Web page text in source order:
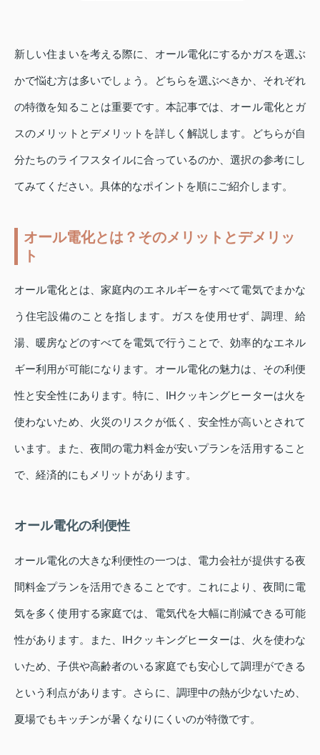
新しい住まいを考える際に、オール電化にするかガスを選ぶ
かで悩む方は多いでしょう。どちらを選ぶべきか、それぞれ
の特徴を知ることは重要です。本記事では、オール電化とガ
スのメリットとデメリットを詳しく解説します。どちらが自
分たちのライフスタイルに合っているのか、選択の参考にし
てみてください。具体的なポイントを順にご紹介します。
オール電化とは？そのメリットとデメリッ
ト
オール電化とは、家庭内のエネルギーをすべて電気でまかな
う住宅設備のことを指します。ガスを使用せず、調理、給
湯、暖房などのすべてを電気で行うことで、効率的なエネル
ギー利用が可能になります。オール電化の魅力は、その利便
性と安全性にあります。特に、IHクッキングヒーターは火を
使わないため、火災のリスクが低く、安全性が高いとされて
います。また、夜間の電力料金が安いプランを活用すること
で、経済的にもメリットがあります。
オール電化の利便性
オール電化の大きな利便性の一つは、電力会社が提供する夜
間料金プランを活用できることです。これにより、夜間に電
気を多く使用する家庭では、電気代を大幅に削減できる可能
性があります。また、IHクッキングヒーターは、火を使わな
いため、子供や高齢者のいる家庭でも安心して調理ができる
という利点があります。さらに、調理中の熱が少ないため、
夏場でもキッチンが暑くなりにくいのが特徴です。